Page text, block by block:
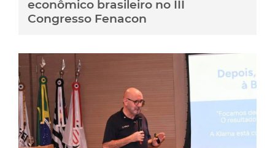
econômico brasileiro no III
Congresso Fenacon